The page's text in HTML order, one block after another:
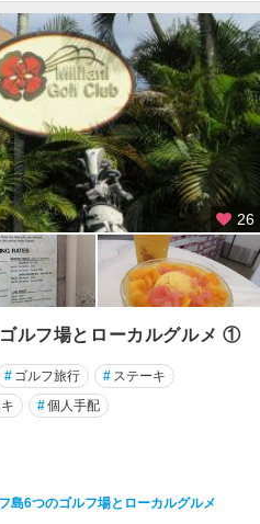
26
ルフ場とローカルグルメ ①
# ゴルフ旅行 # ステーキ
#個人手配
島6つのゴルフ場とローカルグルメ